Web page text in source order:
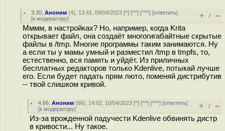
3.30 ,Аноним (4), 13:41, 09/04/2023 [^] [^^] [^^^] [ответить]
[к модератору] + / –
Мммм, в настройках? Но, например, когда Krita
открывает файл, она создаёт многогигабайтные скрытые
файлы в /tmp. Многие программы таким занимаются. Ну
а если ты у мамы умный и разместил /tmp в tmpfs, то,
естественно, вся память и уйдёт. Из приличных
бесплатных редакторов только Kdenlive, потыкай лучше
его. Если будет падать прям люто, поменяй дистрибутив
-- твой слишком кривой.
4.66 ,Аноним (66), 14:02, 10/04/2023 [^] [^^] [^^^] [ответить]
[к модератору] + / –
Из-за врожденной падучести Kdenlive обвинять дистр
в кривости... Ну такое.